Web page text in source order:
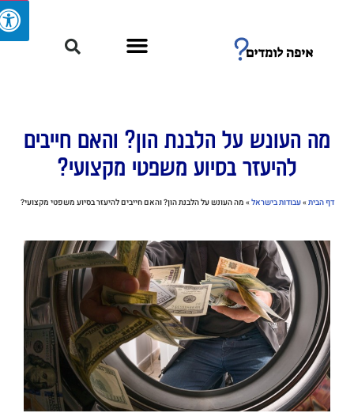
מה העונש על הלבנת הון? והאם חייבים
להיעזר בסיוע משפטי מקצועי?
דף הבית»עבודות בישראל»מה העונש על הלבנת הון? והאם חייבים להיעזר בסיוע משפטי מקצועי?